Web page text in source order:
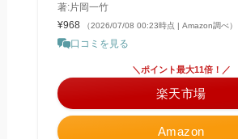
著:片岡一竹
¥968
（2026/07/08 00:23時点 | Amazon調べ）
口コミを見る
Amazon
＼ポイント最大11倍！／
楽天市場